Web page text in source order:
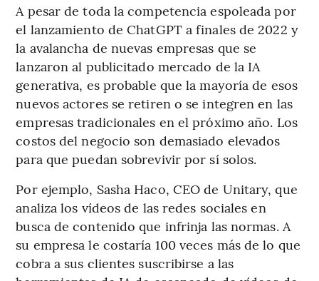
A pesar de toda la competencia espoleada por
el lanzamiento de ChatGPT a finales de 2022 y
la avalancha de nuevas empresas que se
lanzaron al publicitado mercado de la IA
generativa, es probable que la mayoría de esos
nuevos actores se retiren o se integren en las
empresas tradicionales en el próximo año. Los
costos del negocio son demasiado elevados
para que puedan sobrevivir por sí solos.
Por ejemplo, Sasha Haco, CEO de Unitary, que
analiza los vídeos de las redes sociales en
busca de contenido que infrinja las normas. A
su empresa le costaría 100 veces más de lo que
cobra a sus clientes suscribirse a las